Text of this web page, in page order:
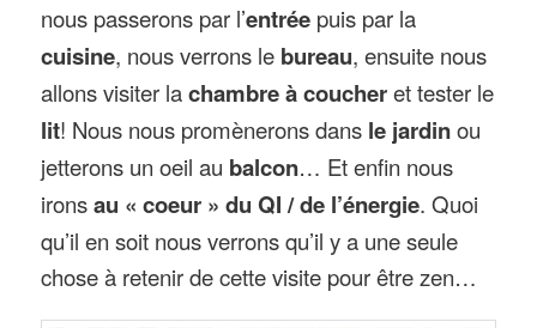
nous passerons par l’entrée puis par la
cuisine, nous verrons le bureau, ensuite nous
allons visiter lachambre à coucheret tester le
lit! Nous nous promènerons dans le jardinou
jetterons un oeil au balcon… Et enfin nous
ironsau « coeur » du QI / de l’énergie. Quoi
qu’il en soit nous verrons qu’il y a une seule
chose à retenir de cette visite pour être zen…